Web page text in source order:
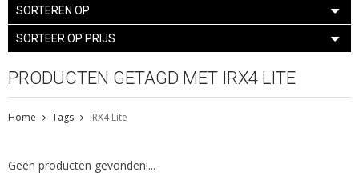
SORTEREN OP
SORTEER OP PRIJS
PRODUCTEN GETAGD MET IRX4 LITE
Home Tags IRX4 Lite
Geen producten gevonden!...